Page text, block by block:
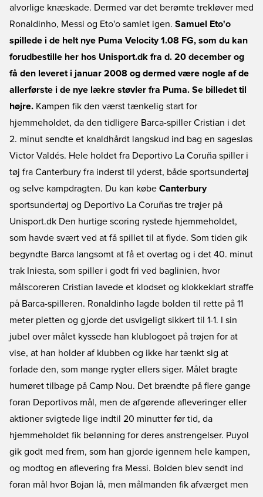
alvorlige knæskade. Dermed var det berømte trekløver med
Ronaldinho, Messi og Eto'o samlet igen. Samuel Eto'o
spillede i de helt nye Puma Velocity 1.08 FG, som du kan
forudbestille her hos Unisport.dk fra d. 20 december og
få den leveret i januar 2008 og dermed være nogle af de
allerførste i de nye lækre støvler fra Puma. Se billedet til
højre. Kampen fik den værst tænkelig start for
hjemmeholdet, da den tidligere Barca-spiller Cristian i det
2. minut sendte et knaldhårdt langskud ind bag en sagesløs
Victor Valdés. Hele holdet fra Deportivo La Coruña spiller i
tøj fra Canterbury fra inderst til yderst, både sportsundertøj
og selve kampdragten. Du kan købe Canterbury
sportsundertøj og Deportivo La Coruñas tre trøjer på
Unisport.dk Den hurtige scoring rystede hjemmeholdet,
som havde svært ved at få spillet til at flyde. Som tiden gik
begyndte Barca langsomt at få et overtag og i det 40. minut
trak Iniesta, som spiller i godt fri ved baglinien, hvor
målscoreren Cristian lavede et klodset og klokkeklart straffe
på Barca-spilleren. Ronaldinho lagde bolden til rette på 11
meter pletten og gjorde det usvigeligt sikkert til 1-1. I sin
jubel over målet kyssede han klublogoet på trøjen for at
vise, at han holder af klubben og ikke har tænkt sig at
forlade den, som mange rygter ellers siger. Målet bragte
humøret tilbage på Camp Nou. Det brændte på flere gange
foran Deportivos mål, men de afgørende afleveringer eller
aktioner svigtede lige indtil 20 minutter før tid, da
hjemmeholdet fik belønning for deres anstrengelser. Puyol
gik godt med frem, som han gjorde igennem hele kampen,
og modtog en aflevering fra Messi. Bolden blev sendt ind
foran mål hvor Bojan lå, men målmanden fik afværget men